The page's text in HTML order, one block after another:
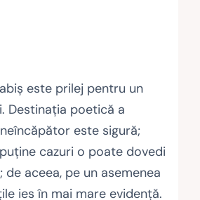
este prilej pentru un
Destinația poetică a
este sigură;
cazuri o poate dovedi
aceea, pe un asemenea
ies în mai mare evidență.